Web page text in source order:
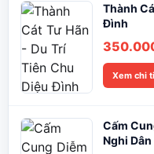
Thành
Đình
Xem chi
Cấm
Nghi Dân